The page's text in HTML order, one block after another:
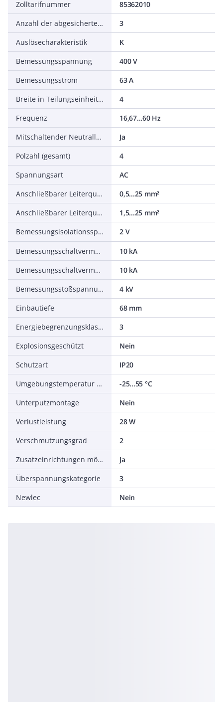
Zolltarifnummer
85362010
Anzahl der abgesicherten Pole
3
Auslösecharakteristik
K
Bemessungsspannung
400 V
Bemessungsstrom
63 A
Breite in Teilungseinheiten
4
Frequenz
16,67...60 Hz
Mitschaltender Neutralleiter
Ja
Polzahl (gesamt)
4
Spannungsart
AC
Anschließbarer Leiterquerschnitt eindrähtig
0,5...25 mm²
Anschließbarer Leiterquerschnitt mehrdrähtig
1,5...25 mm²
Bemessungsisolationsspannung Ui
2 V
Bemessungsschaltvermögen Icn nach EN 60898 bei 230 V
10 kA
Bemessungsschaltvermögen Icn nach EN 60898 bei 400 V
10 kA
Bemessungsstoßspannungsfestigkeit Uimp
4 kV
Einbautiefe
68 mm
Energiebegrenzungsklasse
3
Explosionsgeschützt
Nein
Schutzart
IP20
Umgebungstemperatur während des Betriebs
-25...55 °C
Unterputzmontage
Nein
Verlustleistung
28 W
Verschmutzungsgrad
2
Zusatzeinrichtungen möglich
Ja
Überspannungskategorie
3
Newlec
Nein